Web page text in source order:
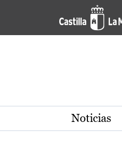
Pasar al contenido principal
Actualidad de
Noticias